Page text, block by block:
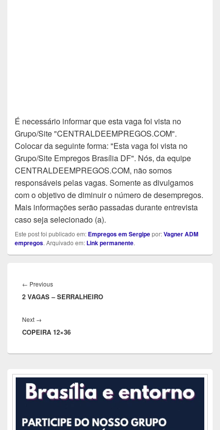
É necessário informar que esta vaga foi vista no
Grupo/Site "CENTRALDEEMPREGOS.COM".
Colocar da seguinte forma: "Esta vaga foi vista no
Grupo/Site Empregos Brasília DF". Nós, da equipe
CENTRALDEEMPREGOS.COM, não somos
responsáveis pelas vagas. Somente as divulgamos
com o objetivo de diminuir o número de desempregos.
Mais informações serão passadas durante entrevista
caso seja selecionado (a).
Este post foi publicado em: Empregos em Sergipepor:Vagner ADM
empregos. Arquivado em: Link permanente.
de
Post
← PreviousPrevious
post:
2 VAGAS – SERRALHEIRO
Next →
post:
COPEIRA 12×36
Área